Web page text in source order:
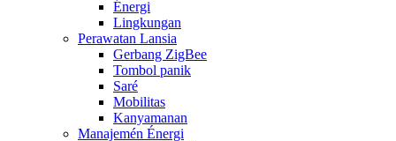
Énergi
Lingkungan
Perawatan Lansia
Gerbang ZigBee
Tombol panik
Saré
Mobilitas
Kanyamanan
Manajemén Énergi